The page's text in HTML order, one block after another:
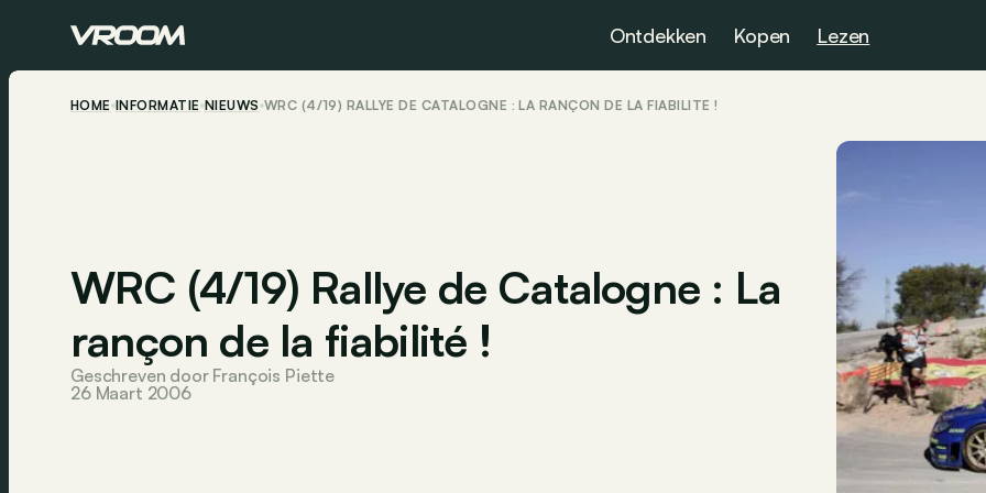
Ontdekken Kopen Lezen
HOME INFORMATIE NIEUWS WRC (4/19) RALLYE DE CATALOGNE : LA RANÇON DE LA FIABILITÉ !
WRC (4/19) Rallye de Catalogne : La
rançon de la fiabilité !
Geschreven door François Piette
26 Maart 2006